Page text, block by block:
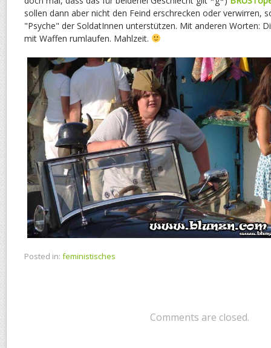
sollen dann aber nicht den Feind erschrecken oder verwirren,
"Psyche" der SoldatInnen unterstützen. Mit anderen Worten:
mit Waffen rumlaufen. Mahlzeit.
Posted in: feministisches
Comments are closed.